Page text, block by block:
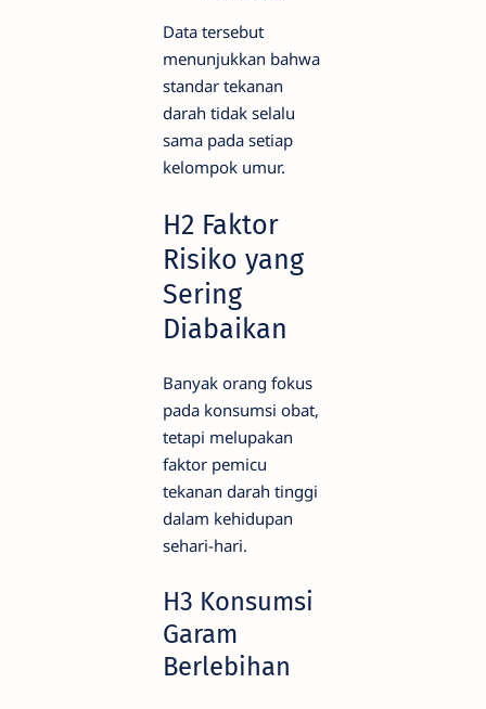
Data tersebut
menunjukkan bahwa
standar tekanan
darah tidak selalu
sama pada setiap
kelompok umur.
H2 Faktor
Risiko yang
Sering
Diabaikan
Banyak orang fokus
pada konsumsi obat,
tetapi melupakan
faktor pemicu
tekanan darah tinggi
dalam kehidupan
sehari-hari.
H3 Konsumsi
Garam
Berlebihan